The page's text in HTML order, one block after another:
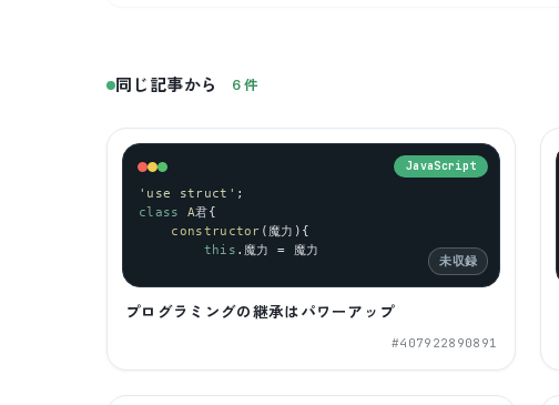
同じ記事から 6 件
JavaScript
'use struct' ;
class
A君{
constructor (魔力){
this .魔力 = 魔力
未収録
プログラミングの継承はパワーアップ
#407922890891